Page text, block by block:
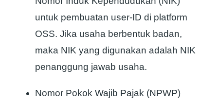
untuk pembuatan user-ID di platform
OSS. Jika usaha berbentuk badan,
maka NIK yang digunakan adalah NIK
penanggung jawab usaha.
Nomor Pokok Wajib Pajak (NPWP)